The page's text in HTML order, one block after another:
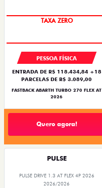
SAIA DE FIAT 0KM
PESSOA FÍSICA
ENTRADA DE R$ 118.434,84 +18
PARCELAS DE R$ 3.089,00
FASTBACK ABARTH TURBO 270 FLEX AT
2026
Quero agora!
PULSE
PULSE DRIVE 1.3 AT FLEX 4P 2026
2026/2026